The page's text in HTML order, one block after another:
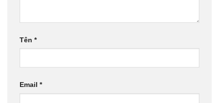
Tên *
Email *